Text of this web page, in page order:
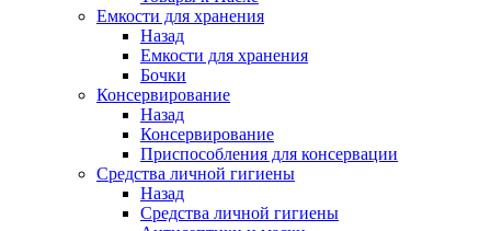
Емкости для хранения
Назад
Емкости для хранения
Бочки
Консервирование
Назад
Консервирование
Приспособления для консервации
Средства личной гигиены
Назад
Средства личной гигиены